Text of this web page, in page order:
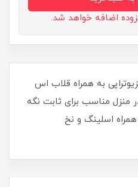
به همراه قلاب اس
منزل مناسب برای ثابت نگه
اسلینگ و نخ